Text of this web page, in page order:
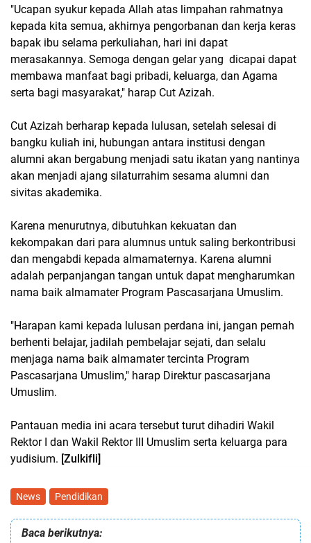
"Ucapan syukur kepada Allah atas limpahan rahmatnya
kepada kita semua, akhirnya pengorbanan dan kerja keras
bapak ibu selama perkuliahan, hari ini dapat
merasakannya. Semoga dengan gelar yang dicapai dapat
membawa manfaat bagi pribadi, keluarga, dan Agama
serta bagi masyarakat," harap Cut Azizah.
Cut Azizah berharap kepada lulusan, setelah selesai di
bangku kuliah ini, hubungan antara institusi dengan
alumni akan bergabung menjadi satu ikatan yang nantinya
akan menjadi ajang silaturrahim sesama alumni dan
sivitas akademika.
Karena menurutnya, dibutuhkan kekuatan dan
kekompakan dari para alumnus untuk saling berkontribusi
dan mengabdi kepada almamaternya. Karena alumni
adalah perpanjangan tangan untuk dapat mengharumkan
nama baik almamater Program Pascasarjana Umuslim.
"Harapan kami kepada lulusan perdana ini, jangan pernah
berhenti belajar, jadilah pembelajar sejati, dan selalu
menjaga nama baik almamater tercinta Program
Pascasarjana Umuslim," harap Direktur pascasarjana
Umuslim.
Pantauan media ini acara tersebut turut dihadiri Wakil
Rektor I dan Wakil Rektor III Umuslim serta keluarga para
yudisium. [Zulkifli]
News Pendidikan
Baca berikutnya: